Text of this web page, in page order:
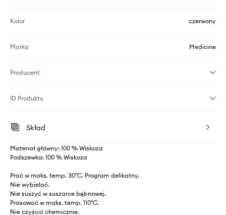
Kolor czerwony
Marka Medicine
Producent
ID Produktu
Skład
Materiał główny: 100 % Wiskoza
Podszewka: 100 % Wiskoza
Prać w maks. temp. 30°C. Program delikatny.
Nie wybielać.
Nie suszyć w suszarce bębnowej.
Prasować w maks. temp. 110°C.
Nie czyścić chemicznie.